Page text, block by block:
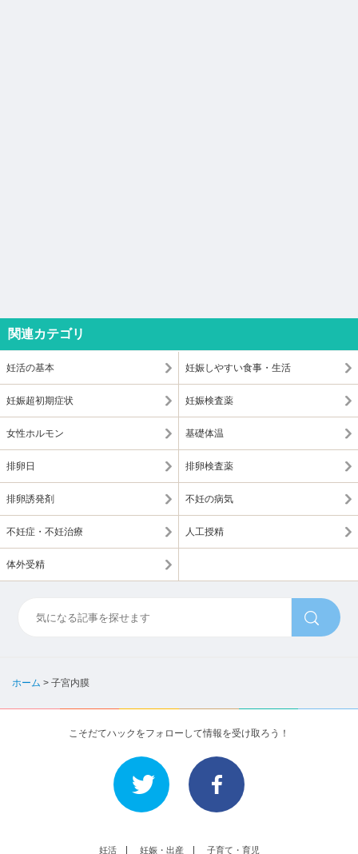
関連カテゴリ
妊活の基本 妊娠しやすい食事・生活
妊娠超初期症状 妊娠検査薬
女性ホルモン 基礎体温
排卵日 排卵検査薬
排卵誘発剤 不妊の病気
不妊症・不妊治療 人工授精
体外受精
ホーム > 子宮内膜
こそだてハックをフォローして情報を受け取ろう！
妊活 妊娠・出産 子育て・育児